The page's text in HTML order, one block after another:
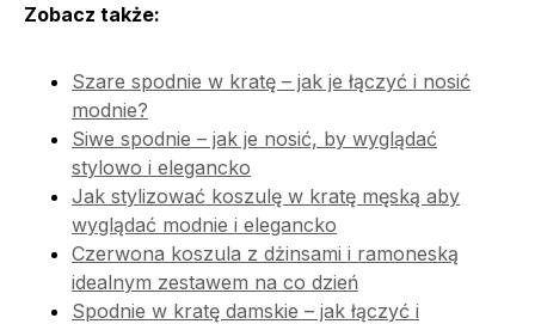
Zobacz także:
Szare spodnie w kratę – jak je łączyć i nosić
modnie?
Siwe spodnie – jak je nosić, by wyglądać
stylowo i elegancko
Jak stylizować koszulę w kratę męską aby
wyglądać modnie i elegancko
Czerwona koszula z dżinsami i ramoneską
idealnym zestawem na co dzień
Spodnie w kratę damskie – jak łączyć i